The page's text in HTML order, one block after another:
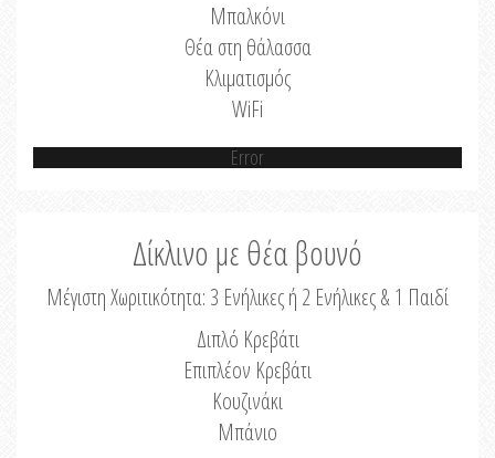
Μπαλκόνι
Θέα στη θάλασσα
Κλιματισμός
WiFi
Error
Δίκλινο με θέα βουνό
Μέγιστη Χωριτικότητα: 3 Ενήλικες ή 2 Ενήλικες & 1 Παιδί
Διπλό Κρεβάτι
Επιπλέον Κρεβάτι
Κουζινάκι
Μπάνιο